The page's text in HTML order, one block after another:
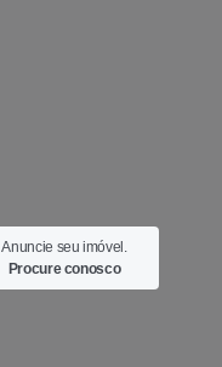
Anuncie seu imóvel.
Procure conosco